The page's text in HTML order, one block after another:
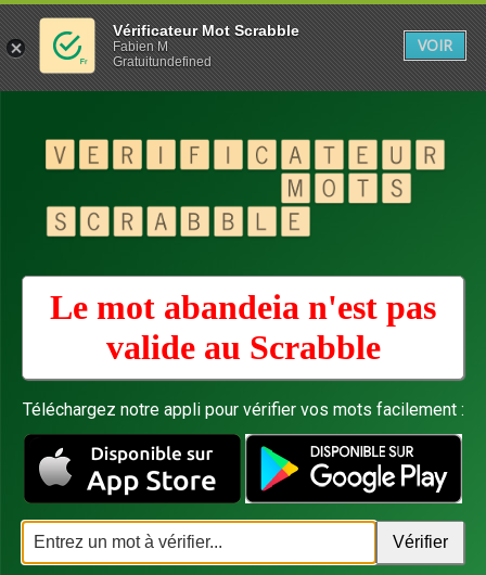
Le mot abandeia n'est pas
valide au Scrabble
Téléchargez notre appli pour vérifier vos mots facilement :
Vérificateur Mot Scrabble
Fabien M
Gratuitundefined
VOIR